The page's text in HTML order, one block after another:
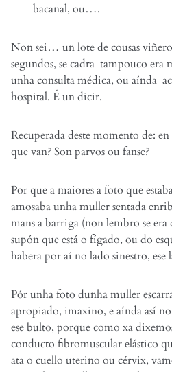
bacanal, ou….
Non sei… un lote de cousas
segundos, se cadra tampouco era
unha consulta médica, ou aínda
hospital. É un dicir.
Recuperada deste momento de:
que van? Son parvos ou fanse?
Por que a maiores a foto que
amosaba unha muller sentada
mans a barriga (non lembro se
supón que está o fígado, ou do
habera por aí no lado sinestro, ese
Pór unha foto dunha muller
apropiado, imaxino, e aínda así
ese bulto, porque como xa
conducto fibromuscular elástico
ata o cuello uterino ou cérvix,